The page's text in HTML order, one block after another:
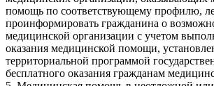
помощь по соответствующему профилю,
проинформировать гражданина о
медицинской организации с учетом
оказания медицинской помощи,
территориальной программой
бесплатного оказания гражданам